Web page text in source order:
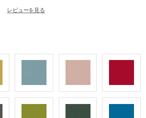
レビューを見る